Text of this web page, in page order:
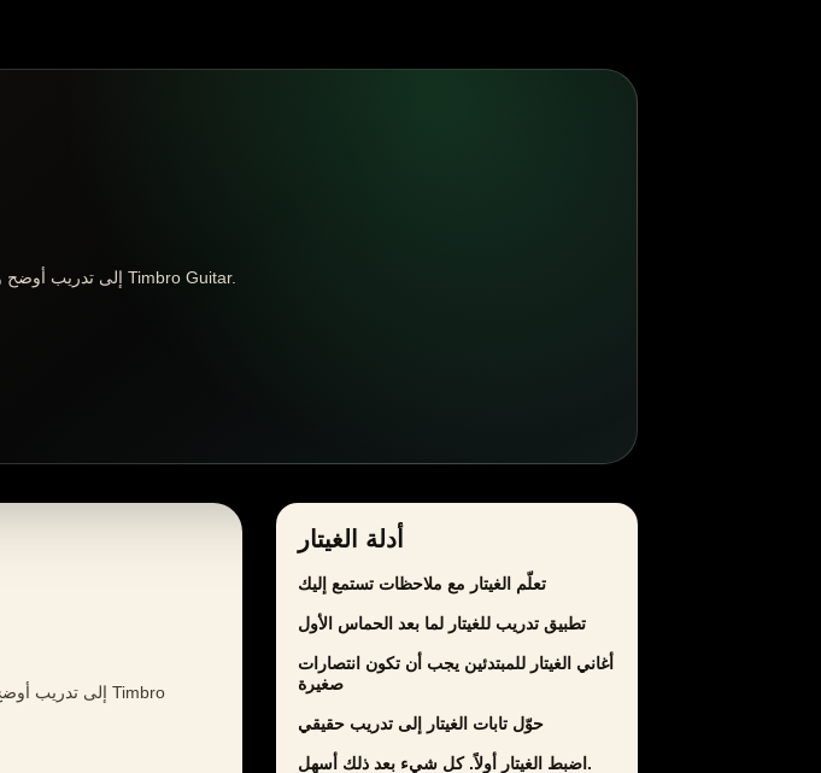
تساعدك هذه الصفحة على تحويل guitar solo practice إلى تدريب أوضح وأبطأ وأكثر موسيقية داخل Timbro Guitar.
أدلة الغيتار
تعلّم الغيتار مع ملاحظات تستمع إليك
تطبيق تدريب للغيتار لما بعد الحماس الأول
أغاني الغيتار للمبتدئين يجب أن تكون انتصارات
صغيرة
حوّل تابات الغيتار إلى تدريب حقيقي
اضبط الغيتار أولاً. كل شيء بعد ذلك أسهل.